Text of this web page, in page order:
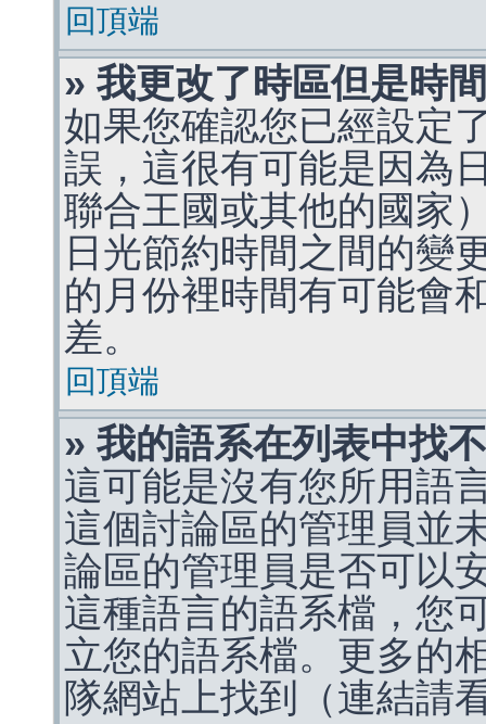
回頂端
» 我更改了時區但是時
如果您確認您已經設定
誤，這很有可能是因為
聯合王國或其他的國家
日光節約時間之間的變
的月份裡時間有可能會
差。
回頂端
» 我的語系在列表中找
這可能是沒有您所用語
這個討論區的管理員並
論區的管理員是否可以
這種語言的語系檔，您
立您的語系檔。更多的
隊網站上找到（連結請